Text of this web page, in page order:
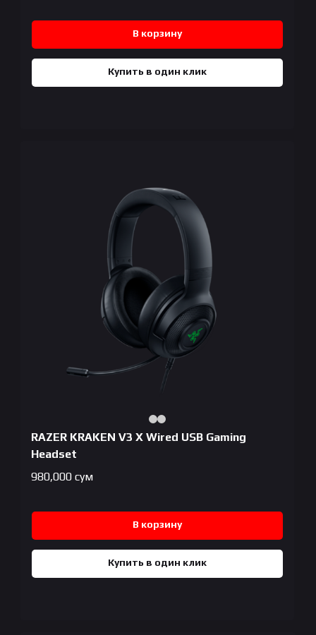
В корзину
Купить в один клик
RAZER KRAKEN V3 X Wired USB Gaming
Headset
980,000 сум
В корзину
Купить в один клик